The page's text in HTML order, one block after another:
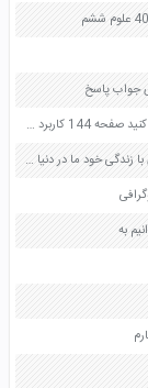
جواب پاسخ
از یک سیستم تولیدی خدماتی و یا شرکت های دانش بنیان بازدید کنید صفحه 144 کاربرد فناوری های نوین یازدهم
اگر کمی فکر کنیم در می یابیم که داستان زیرک شباهت های زیادی با زندگی خود ما در دنیا دارد این شباهت ها را پیدا کنید و مانند نمونه جا های خالی را پر کنید صفحه 42 پیام های آسمان هفتم
به